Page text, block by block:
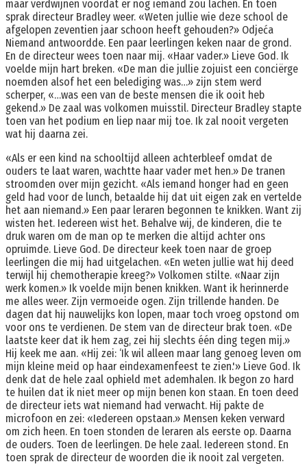
maar verdwijnen voordat er nog iemand zou lachen. En toen
sprak directeur Bradley weer. «Weten jullie wie deze school de
afgelopen zeventien jaar schoon heeft gehouden?» Odjeća
Niemand antwoordde. Een paar leerlingen keken naar de grond.
En de directeur wees toen naar mij. «Haar vader.» Lieve God. Ik
voelde mijn hart breken. «De man die jullie zojuist een conciërge
noemden alsof het een belediging was…» zijn stem werd
scherper, «…was een van de beste mensen die ik ooit heb
gekend.» De zaal was volkomen muisstil. Directeur Bradley stapte
toen van het podium en liep naar mij toe. Ik zal nooit vergeten
wat hij daarna zei.
«Als er een kind na schooltijd alleen achterbleef omdat de
ouders te laat waren, wachtte haar vader met hen.» De tranen
stroomden over mijn gezicht. «Als iemand honger had en geen
geld had voor de lunch, betaalde hij dat uit eigen zak en vertelde
het aan niemand.» Een paar leraren begonnen te knikken. Want zij
wisten het. Iedereen wist het. Behalve wij, de kinderen, die te
druk waren om de man op te merken die altijd achter ons
opruimde. Lieve God. De directeur keek toen naar de groep
leerlingen die mij had uitgelachen. «En weten jullie wat hij deed
terwijl hij chemotherapie kreeg?» Volkomen stilte. «Naar zijn
werk komen.» Ik voelde mijn benen knikken. Want ik herinnerde
me alles weer. Zijn vermoeide ogen. Zijn trillende handen. De
dagen dat hij nauwelijks kon lopen, maar toch vroeg opstond om
voor ons te verdienen. De stem van de directeur brak toen. «De
laatste keer dat ik hem zag, zei hij slechts één ding tegen mij.»
Hij keek me aan. «Hij zei: ‘Ik wil alleen maar lang genoeg leven om
mijn kleine meid op haar eindexamenfeest te zien.'» Lieve God. Ik
denk dat de hele zaal ophield met ademhalen. Ik begon zo hard
te huilen dat ik niet meer op mijn benen kon staan. En toen deed
de directeur iets wat niemand had verwacht. Hij pakte de
microfoon en zei: «Iedereen opstaan.» Mensen keken verward
om zich heen. En toen stonden de leraren als eerste op. Daarna
de ouders. Toen de leerlingen. De hele zaal. Iedereen stond. En
toen sprak de directeur de woorden die ik nooit zal vergeten.